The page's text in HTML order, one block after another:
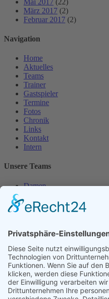
März 2017 (2)
Februar 2017 (2)
Navigation
Home
Aktuelles
Teams
Trainer
Gastspieler
Termine
Fotos
Chronik
Links
Kontakt
Intern
Unsere Teams
Damen
Herren
Herren 30
Unsere Jugend
Midcourt
Bambini
Juniorinnen 18
Knaben 15